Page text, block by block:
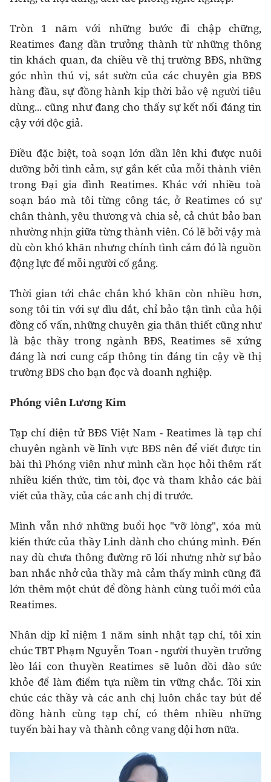
Tròn 1 năm với những bước đi chập chững,
Reatimes đang dần trưởng thành từ những thông
tin khách quan, đa chiều về thị trường BĐS, những
góc nhìn thú vị, sát sườn của các chuyên gia BĐS
hàng đầu, sự đồng hành kịp thời bảo vệ người tiêu
dùng... cũng như đang cho thấy sự kết nối đáng tin
cậy với độc giả.
Điều đặc biệt, toà soạn lớn dần lên khi được nuôi
dưỡng bởi tình cảm, sự gắn kết của mỗi thành viên
trong Đại gia đình Reatimes. Khác với nhiều toà
soạn báo mà tôi từng công tác, ở Reatimes có sự
chân thành, yêu thương và chia sẻ, cả chút bảo ban
nhường nhịn giữa từng thành viên. Có lẽ bởi vậy mà
dù còn khó khăn nhưng chính tình cảm đó là nguồn
động lực để mỗi người cố gắng.
Thời gian tới chắc chắn khó khăn còn nhiều hơn,
song tôi tin với sự dìu dắt, chỉ bảo tận tình của hội
đồng cố vấn, những chuyên gia thân thiết cũng như
là bậc thầy trong ngành BĐS, Reatimes sẽ xứng
đáng là nơi cung cấp thông tin đáng tin cậy về thị
trường BĐS cho bạn đọc và doanh nghiệp.
Phóng viên Lương Kim
Tạp chí điện tử BĐS Việt Nam - Reatimes là tạp chí
chuyên ngành về lĩnh vực BĐS nên để viết được tin
bài thì Phóng viên như mình cần học hỏi thêm rất
nhiều kiến thức, tìm tòi, đọc và tham khảo các bài
viết của thầy, của các anh chị đi trước.
Mình vẫn nhớ những buổi học "vỡ lòng", xóa mù
kiến thức của thầy Linh dành cho chúng mình. Đến
nay dù chưa thông đường rõ lối nhưng nhờ sự bảo
ban nhắc nhở của thầy mà cảm thấy mình cũng đã
lớn thêm một chút để đồng hành cùng tuổi mới của
Reatimes.
Nhân dịp kỉ niệm 1 năm sinh nhật tạp chí, tôi xin
chúc TBT Phạm Nguyễn Toan - người thuyền trưởng
lèo lái con thuyền Reatimes sẽ luôn dồi dào sức
khỏe để làm điểm tựa niềm tin vững chắc. Tôi xin
chúc các thầy và các anh chị luôn chắc tay bút để
đồng hành cùng tạp chí, có thêm nhiều những
tuyến bài hay và thành công vang dội hơn nữa.